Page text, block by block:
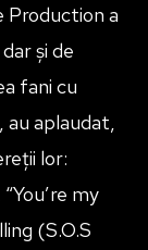
Production a
și de
fani cu
au aplaudat,
lor:
my
(S.O.S